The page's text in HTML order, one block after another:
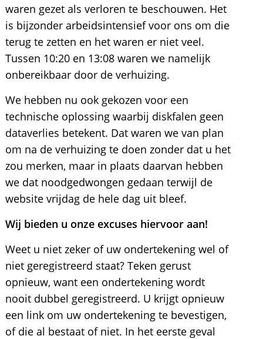
waren gezet als verloren te beschouwen. Het
is bijzonder arbeidsintensief voor ons om die
terug te zetten en het waren er niet veel.
Tussen 10:20 en 13:08 waren we namelijk
onbereikbaar door de verhuizing.
We hebben nu ook gekozen voor een
technische oplossing waarbij diskfalen geen
dataverlies betekent. Dat waren we van plan
om na de verhuizing te doen zonder dat u het
zou merken, maar in plaats daarvan hebben
we dat noodgedwongen gedaan terwijl de
website vrijdag de hele dag uit bleef.
Wij bieden u onze excuses hiervoor aan!
Weet u niet zeker of uw ondertekening wel of
niet geregistreerd staat? Teken gerust
opnieuw, want een ondertekening wordt
nooit dubbel geregistreerd. U krijgt opnieuw
een link om uw ondertekening te bevestigen,
of die al bestaat of niet. In het eerste geval